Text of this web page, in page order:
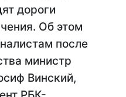
дороги
Об этом
после
министр
Винский,